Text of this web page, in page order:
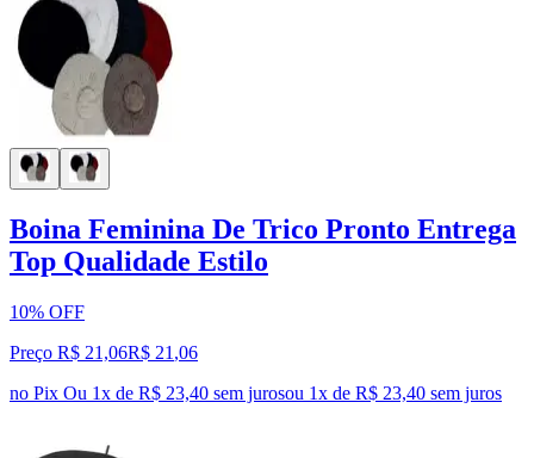
Boina Feminina De Trico Pronto Entrega
Top Qualidade Estilo
10% OFF
Preço R$ 21,06R$ 21 ,06
no Pix Ou 1x de R$ 23,40 sem jurosou 1x de R$ 23,40 sem juros